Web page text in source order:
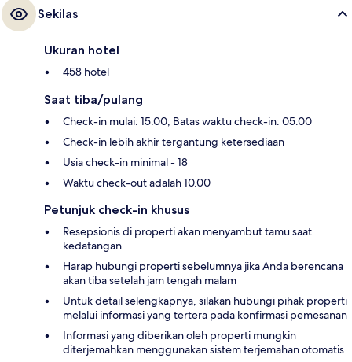
Sekilas
Ukuran hotel
458 hotel
Saat tiba/pulang
Check-in mulai: 15.00; Batas waktu check-in: 05.00
Check-in lebih akhir tergantung ketersediaan
Usia check-in minimal - 18
Waktu check-out adalah 10.00
Petunjuk check-in khusus
Resepsionis di properti akan menyambut tamu saat
kedatangan
Harap hubungi properti sebelumnya jika Anda berencana
akan tiba setelah jam tengah malam
Untuk detail selengkapnya, silakan hubungi pihak properti
melalui informasi yang tertera pada konfirmasi pemesanan
Informasi yang diberikan oleh properti mungkin
diterjemahkan menggunakan sistem terjemahan otomatis